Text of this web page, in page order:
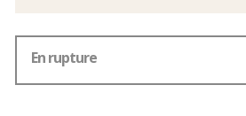
En rupture